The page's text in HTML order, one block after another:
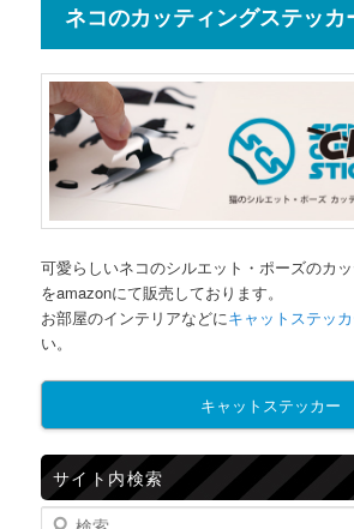
ネコのカッティングステッカ
可愛らしいネコのシルエット・ポーズのカ
をamazonにて販売しております。
お部屋のインテリアなどにキャットステッ
い。
キャットステッカー
サイト内検索
検索